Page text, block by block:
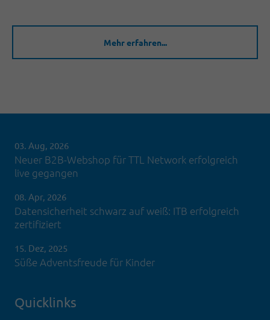
Mehr erfahren...
03. Aug, 2026
Neuer B2B-Webshop für TTL Network erfolgreich
live gegangen
08. Apr, 2026
Datensicherheit schwarz auf weiß: ITB erfolgreich
zertifiziert
15. Dez, 2025
Süße Adventsfreude für Kinder
Quicklinks